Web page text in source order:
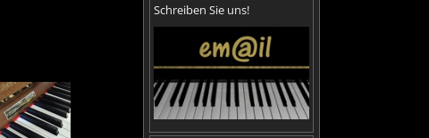
Schreiben Sie uns!